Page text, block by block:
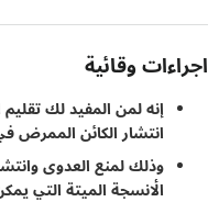
وقائية
إنه لمن المفيد لك تقليم
انتشار الكائن الممرض في
وذلك لمنع العدوى وانتشار
الأنسجة الميتة التي يمكن